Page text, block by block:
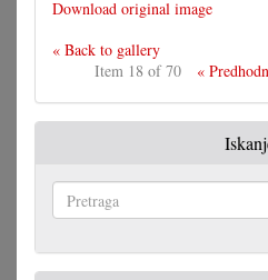
Download original image
« Back to gallery
Item 18 of 70
«